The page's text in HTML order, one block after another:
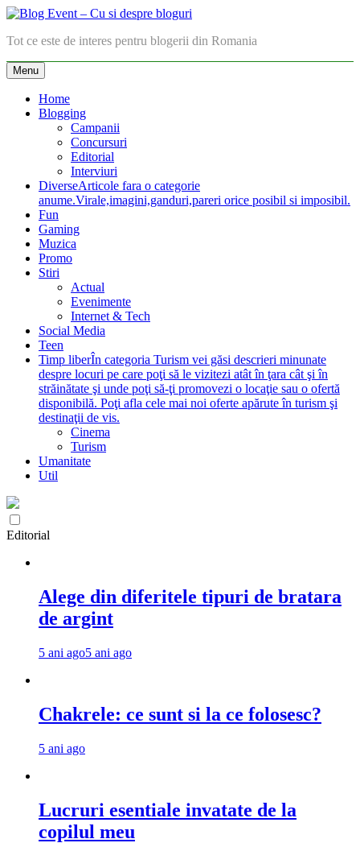
Skip
content
Blog Event – Cu si despre bloguri
Tot ce este de interes pentru blogerii din Romania
Menu
Home
Blogging
Campanii
Concursuri
Editorial
Interviuri
DiverseArticole fara o categorie
anume.Virale,imagini,ganduri,pareri orice posibil si imposibil.
Fun
Gaming
Muzica
Promo
Stiri
Actual
Evenimente
Internet & Tech
Social Media
Teen
Timp liberÎn categoria Turism vei găsi descrieri minunate
despre locuri pe care poţi să le vizitezi atât în ţara cât şi în
străinătate şi unde poţi să-ţi promovezi o locaţie sau o ofertă
disponibilă. Poţi afla cele mai noi oferte apărute în turism şi
destinaţii de vis.
Cinema
Turism
Umanitate
Util
Editorial
Alege din diferitele tipuri de bratara
de argint
5 ani ago5 ani ago
Chakrele: ce sunt si la ce folosesc?
5 ani ago
Lucruri esentiale invatate de la
copilul meu